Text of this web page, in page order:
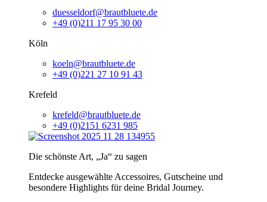
duesseldorf@brautbluete.de
+49 (0)211 17 95 30 00
Köln
koeln@brautbluete.de
+49 (0)221 27 10 91 43
Krefeld
krefeld@brautbluete.de
+49 (0)2151 6231 985
Die schönste Art, „Ja“ zu sagen
Entdecke ausgewählte Accessoires, Gutscheine und
besondere Highlights für deine Bridal Journey.